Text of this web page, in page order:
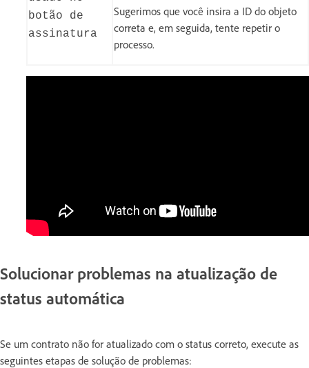
botão de
assinatura
Sugerimos que você insira a ID do objeto
correta e, em seguida, tente repetir o
processo.
Solucionar problemas na atualização de
status automática
Se um contrato não for atualizado com o status correto, execute as
seguintes etapas de solução de problemas: